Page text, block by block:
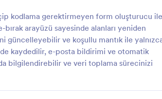
kodlama gerektirmeyen form oluşturucu ile
arayüzü sayesinde alanları yeniden
güncelleyebilir ve koşullu mantık ile
kaydedilir, e-posta bildirimi ve otomatik
bilgilendirebilir ve veri toplama sürecinizi
sürecini
inceleme ve geri dönüş sürecini
yönetmesine yardımcı olur.
Go to Category:
Başvuru Formları
Şablon Kullan